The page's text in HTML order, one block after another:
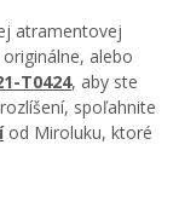
atramentovej
alebo
T0424, aby ste
spoľahnite
od Miroluku, ktoré